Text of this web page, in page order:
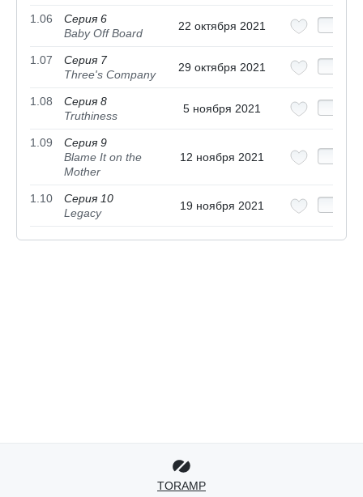
1.06
Серия 6
Baby Off Board
22 октября 2021
1.07
Серия 7
Three's Company
29 октября 2021
1.08
Серия 8
Truthiness
5 ноября 2021
1.09
Серия 9
Blame It on the
Mother
12 ноября 2021
1.10
Серия 10
Legacy
19 ноября 2021
TORAMP